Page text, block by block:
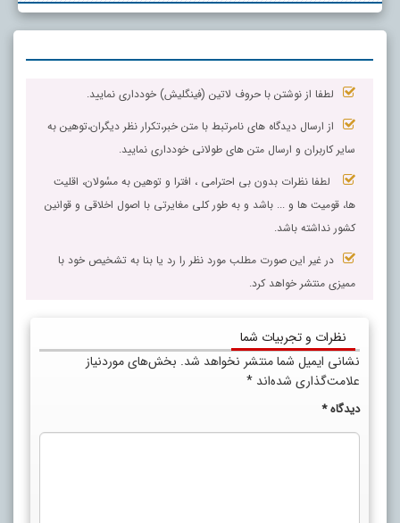
لطفا از نوشتن با حروف لاتین (فینگلیش) خودداری نمایید.
از ارسال دیدگاه های نامرتبط با متن خبر،تکرار نظر دیگران،توهین به
سایر کاربران و ارسال متن های طولانی خودداری نمایید.
لطفا نظرات بدون بی احترامی ، افترا و توهین به مسٔولان، اقلیت
ها، قومیت ها و ... باشد و به طور کلی مغایرتی با اصول اخلاقی و قوانین
کشور نداشته باشد.
در غیر این صورت مطلب مورد نظر را رد یا بنا به تشخیص خود با
ممیزی منتشر خواهد کرد.
نظرات و تجربیات شما
نشانی ایمیل شما منتشر نخواهد شد. بخش‌های موردنیاز
علامت‌گذاری شده‌اند *
دیدگاه*